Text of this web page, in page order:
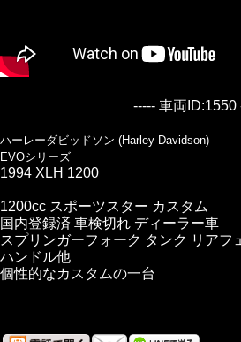
----- 車両ID:1550
ハーレーダビッドソン (Harley Davidson)
EVOシリーズ
1994 XLH 1200
1200cc スポーツスター カスタム
国内登録済 車検切れ ディーラー車
スプリンガーフォーク タンク リアフ
ハンドル他
個性的なカスタムの一台